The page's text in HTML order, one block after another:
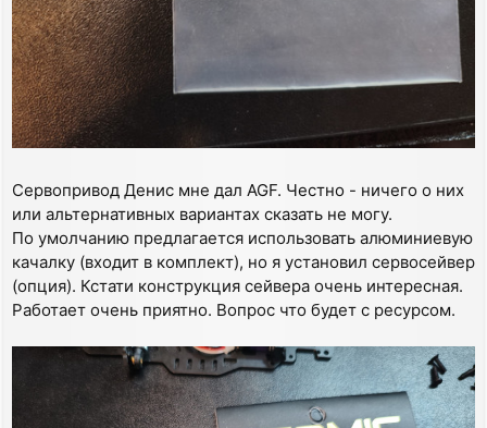
Сервопривод Денис мне дал AGF. Честно - ничего о них
или альтернативных вариантах сказать не могу.
По умолчанию предлагается использовать алюминиевую
качалку (входит в комплект), но я установил сервосейвер
(опция). Кстати конструкция сейвера очень интересная.
Работает очень приятно. Вопрос что будет с ресурсом.